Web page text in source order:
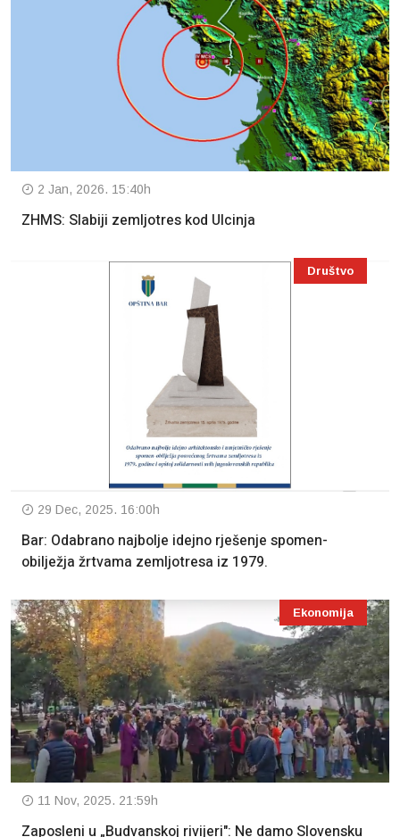
2 Jan, 2026. 15:40h
ZHMS: Slabiji zemljotres kod Ulcinja
Društvo
29 Dec, 2025. 16:00h
Bar: Odabrano najbolje idejno rješenje spomen-
obilježja žrtvama zemljotresa iz 1979.
Ekonomija
11 Nov, 2025. 21:59h
Zaposleni u „Budvanskoj rivijeri": Ne damo Slovensku